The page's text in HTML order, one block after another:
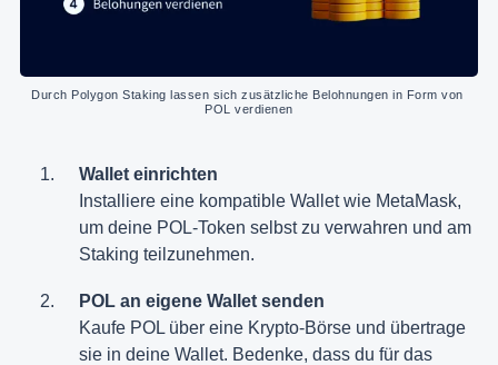
Durch Polygon Staking lassen sich zusätzliche Belohnungen in Form von
POL verdienen
Wallet einrichten
Installiere eine kompatible Wallet wie MetaMask,
um deine POL-Token selbst zu verwahren und am
Staking teilzunehmen.​
POL an eigene Wallet senden
Kaufe POL über eine Krypto-Börse und übertrage
sie in deine Wallet.​ Bedenke, dass du für das